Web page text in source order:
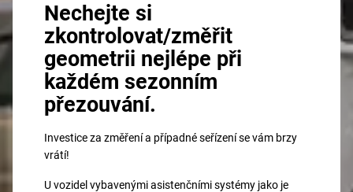
Nechejte si
zkontrolovat/změřit
geometrii nejlépe při
každém sezonním
přezouvání.
Investice za změření a případné seřízení se vám brzy
vrátí!
U vozidel vybavenými asistenčními systémy jako je